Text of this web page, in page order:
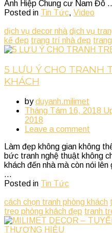
Anh Hiệp Chung cư Nam Đô
Posted in Tin Tức, Video
dịch vụ decor nhà dịch vụ
kế đẹp trang trí nhà đẹp
5 LƯU Ý CHO TRANH
KHÁCH
byduyanh.milimet
Tháng Tám 16, 2018
2018
Leave a comment
Làm đẹp không gian không
bức tranh nghệ thuật không
khách đến nhà mà còn nói
...
Posted in Tin Tức
cách chọn tranh phòng khách
treo phòng khách đẹp tranh